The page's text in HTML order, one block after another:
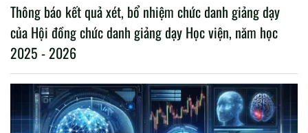
Thông báo kết quả xét, bổ nhiệm chức danh giảng dạy
của Hội đồng chức danh giảng dạy Học viện, năm học
2025 - 2026